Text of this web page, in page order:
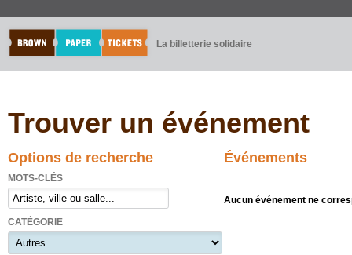
La billetterie solidaire
Trouver un événement
Options de recherche
MOTS-CLÉS
CATÉGORIE
Événements
Aucun événement ne